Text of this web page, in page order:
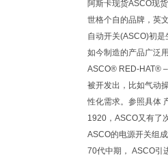
阿斯卡现货ASCO现
世格个自的品牌，英
自动开关(ASCO)初
如今制造的产品广泛
ASCO® RED-HAT®
被开发出，比如气动
性化需求。参照具体
1920，ASCO又有了
ASCO的电源开关组
70代中期， ASCO引